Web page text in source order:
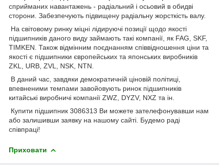
сприйманих навантажень - радіальний і осьовий в обидві
сторони. Забезпечують підвищену радіальну жорсткість валу.
На світовому ринку міцні лідируючі позиції щодо якості
підшипників даного виду займають такі компанії, як FAG, SKF,
TIMKEN. Також відмінним поєднанням співвідношення ціни та
якості є підшипники європейських та японських виробників
ZKL, URB, ZVL, NSK, NTN.
В даний час, завдяки демократичній ціновій політиці,
впевненими темпами завойовують ринок підшипників
китайські виробничі компанії ZWZ, DYZV, NXZ та ін.
Купити підшипник 3086313 Ви можете зателефонувавши нам
або залишивши заявку на нашому сайті. Будемо раді
співпраці!
Приховати